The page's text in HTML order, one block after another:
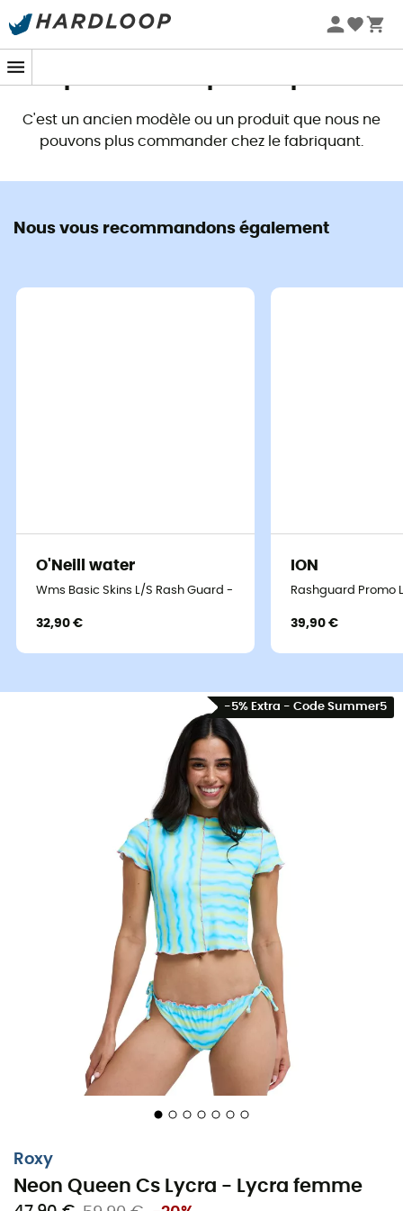
Promos d'été 🔥 -5 % EXTRA dès 2 produits* code Summer5
C'est un ancien modèle ou un produit que nous ne
pouvons plus commander chez le fabriquant.
Nous vous recommandons également
O'Neill water
Wms Basic Skins L/S Rash Guard - Lycra femme
32,90 €
ION
Rashguard Promo
39,90 €
-5% Extra - Code Summer5
Roxy
Neon Queen Cs Lycra - Lycra femme